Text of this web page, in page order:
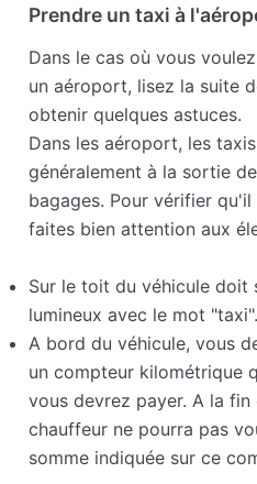
Prendre un taxi à
Dans le cas où vous
un aéroport, lisez la suite
obtenir quelques astuces.
Dans les aéroport, les
généralement à la sortie
bagages. Pour vérifier
faites bien attention aux
Sur le toit du véhicule doit
lumineux avec le mot "taxi".
A bord du véhicule, vous
un compteur kilométrique
vous devrez payer. A la fin
chauffeur ne pourra pas
somme indiquée sur ce